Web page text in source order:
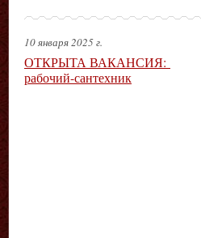
10 января 2025 г.
ОТКРЫТА ВАКАНСИЯ:
рабочий-сантехник